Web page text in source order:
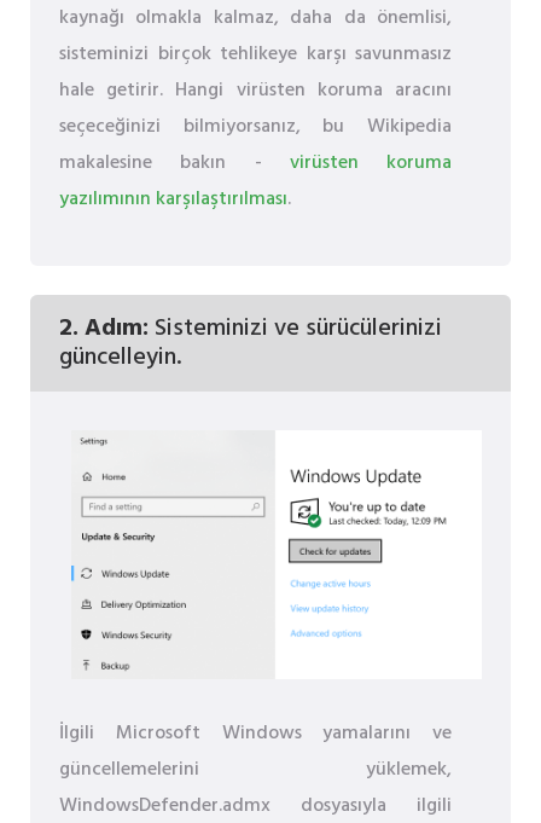
kaynağı olmakla kalmaz, daha da önemlisi,
sisteminizi birçok tehlikeye karşı savunmasız
hale getirir. Hangi virüsten koruma aracını
seçeceğinizi bilmiyorsanız, bu Wikipedia
makalesine bakın - virüsten koruma
yazılımının karşılaştırılması.
2. Adım: Sisteminizi ve sürücülerinizi
güncelleyin.
İlgili Microsoft Windows yamalarını ve
güncellemelerini yüklemek,
WindowsDefender.admx dosyasıyla ilgili